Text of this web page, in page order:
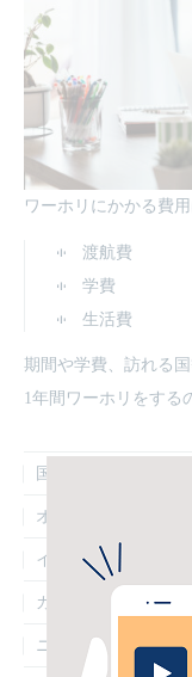
ワーホリにかかる費
渡航費
学費
生活費
期間や学費、訪れる
1年間ワーホリをする
国名
オーストラリア
イギリス
カナダ
ニュージーランド